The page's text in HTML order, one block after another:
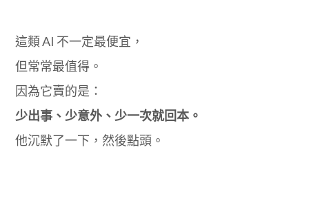
這類 AI 不一定最便宜，
但常常最值得。
因為它賣的是：
少出事、少意外、少一次就回本。
他沉默了一下，然後點頭。